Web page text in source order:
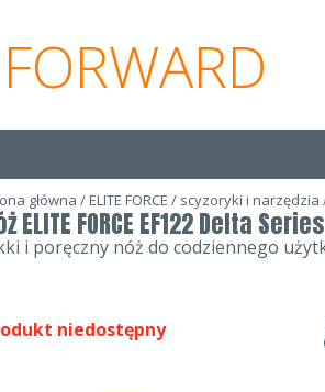
FORWARD
główna /ELITE FORCE / scyzoryki i narzędzia
ELITE FORCE EF122 Delta
i poręczny nóż do codziennego
niedostępny